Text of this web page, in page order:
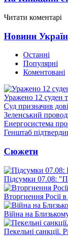
Читати коментарі
Новини
Останні
Популярні
Коментовані
Уражено 12 суден
Суд призначив
Зеленський
Енергосистема
Генштаб
Сюжети
Підсумки 07.08:
Вторгнення Росії
Війна на
Пекельні